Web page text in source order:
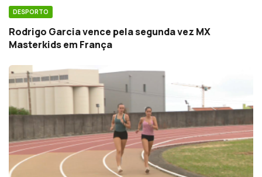
DESPORTO
Rodrigo Garcia vence pela segunda vez MX
Masterkids em França